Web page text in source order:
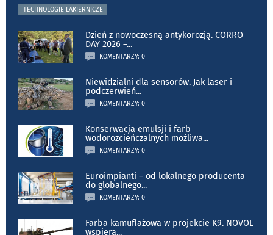
TECHNOLOGIE LAKIERNICZE
Dzień z nowoczesną antykorozją. CORRO
DAY 2026 –...
KOMENTARZY: 0
Niewidzialni dla sensorów. Jak laser i
podczerwień...
KOMENTARZY: 0
Konserwacja emulsji i farb
wodorozcieńczalnych możliwa...
KOMENTARZY: 0
Euroimpianti – od lokalnego producenta
do globalnego...
KOMENTARZY: 0
Farba kamuflażowa w projekcie K9. NOVOL
wspiera...